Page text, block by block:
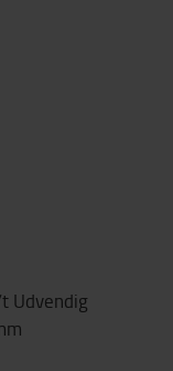
Udvendig